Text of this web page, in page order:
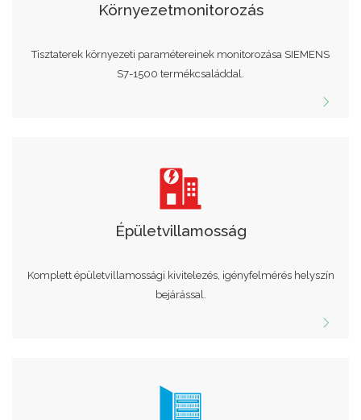
Környezetmonitorozás
Tisztaterek környezeti paramétereinek monitorozása SIEMENS
S7-1500 termékcsaláddal.
Épületvillamosság
Komplett épületvillamossági kivitelezés, igényfelmérés helyszín
bejárással.